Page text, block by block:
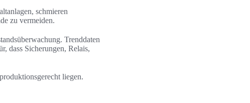
schmieren
zu vermeiden.
Trenddaten
dass Sicherungen, Relais,
liegen.